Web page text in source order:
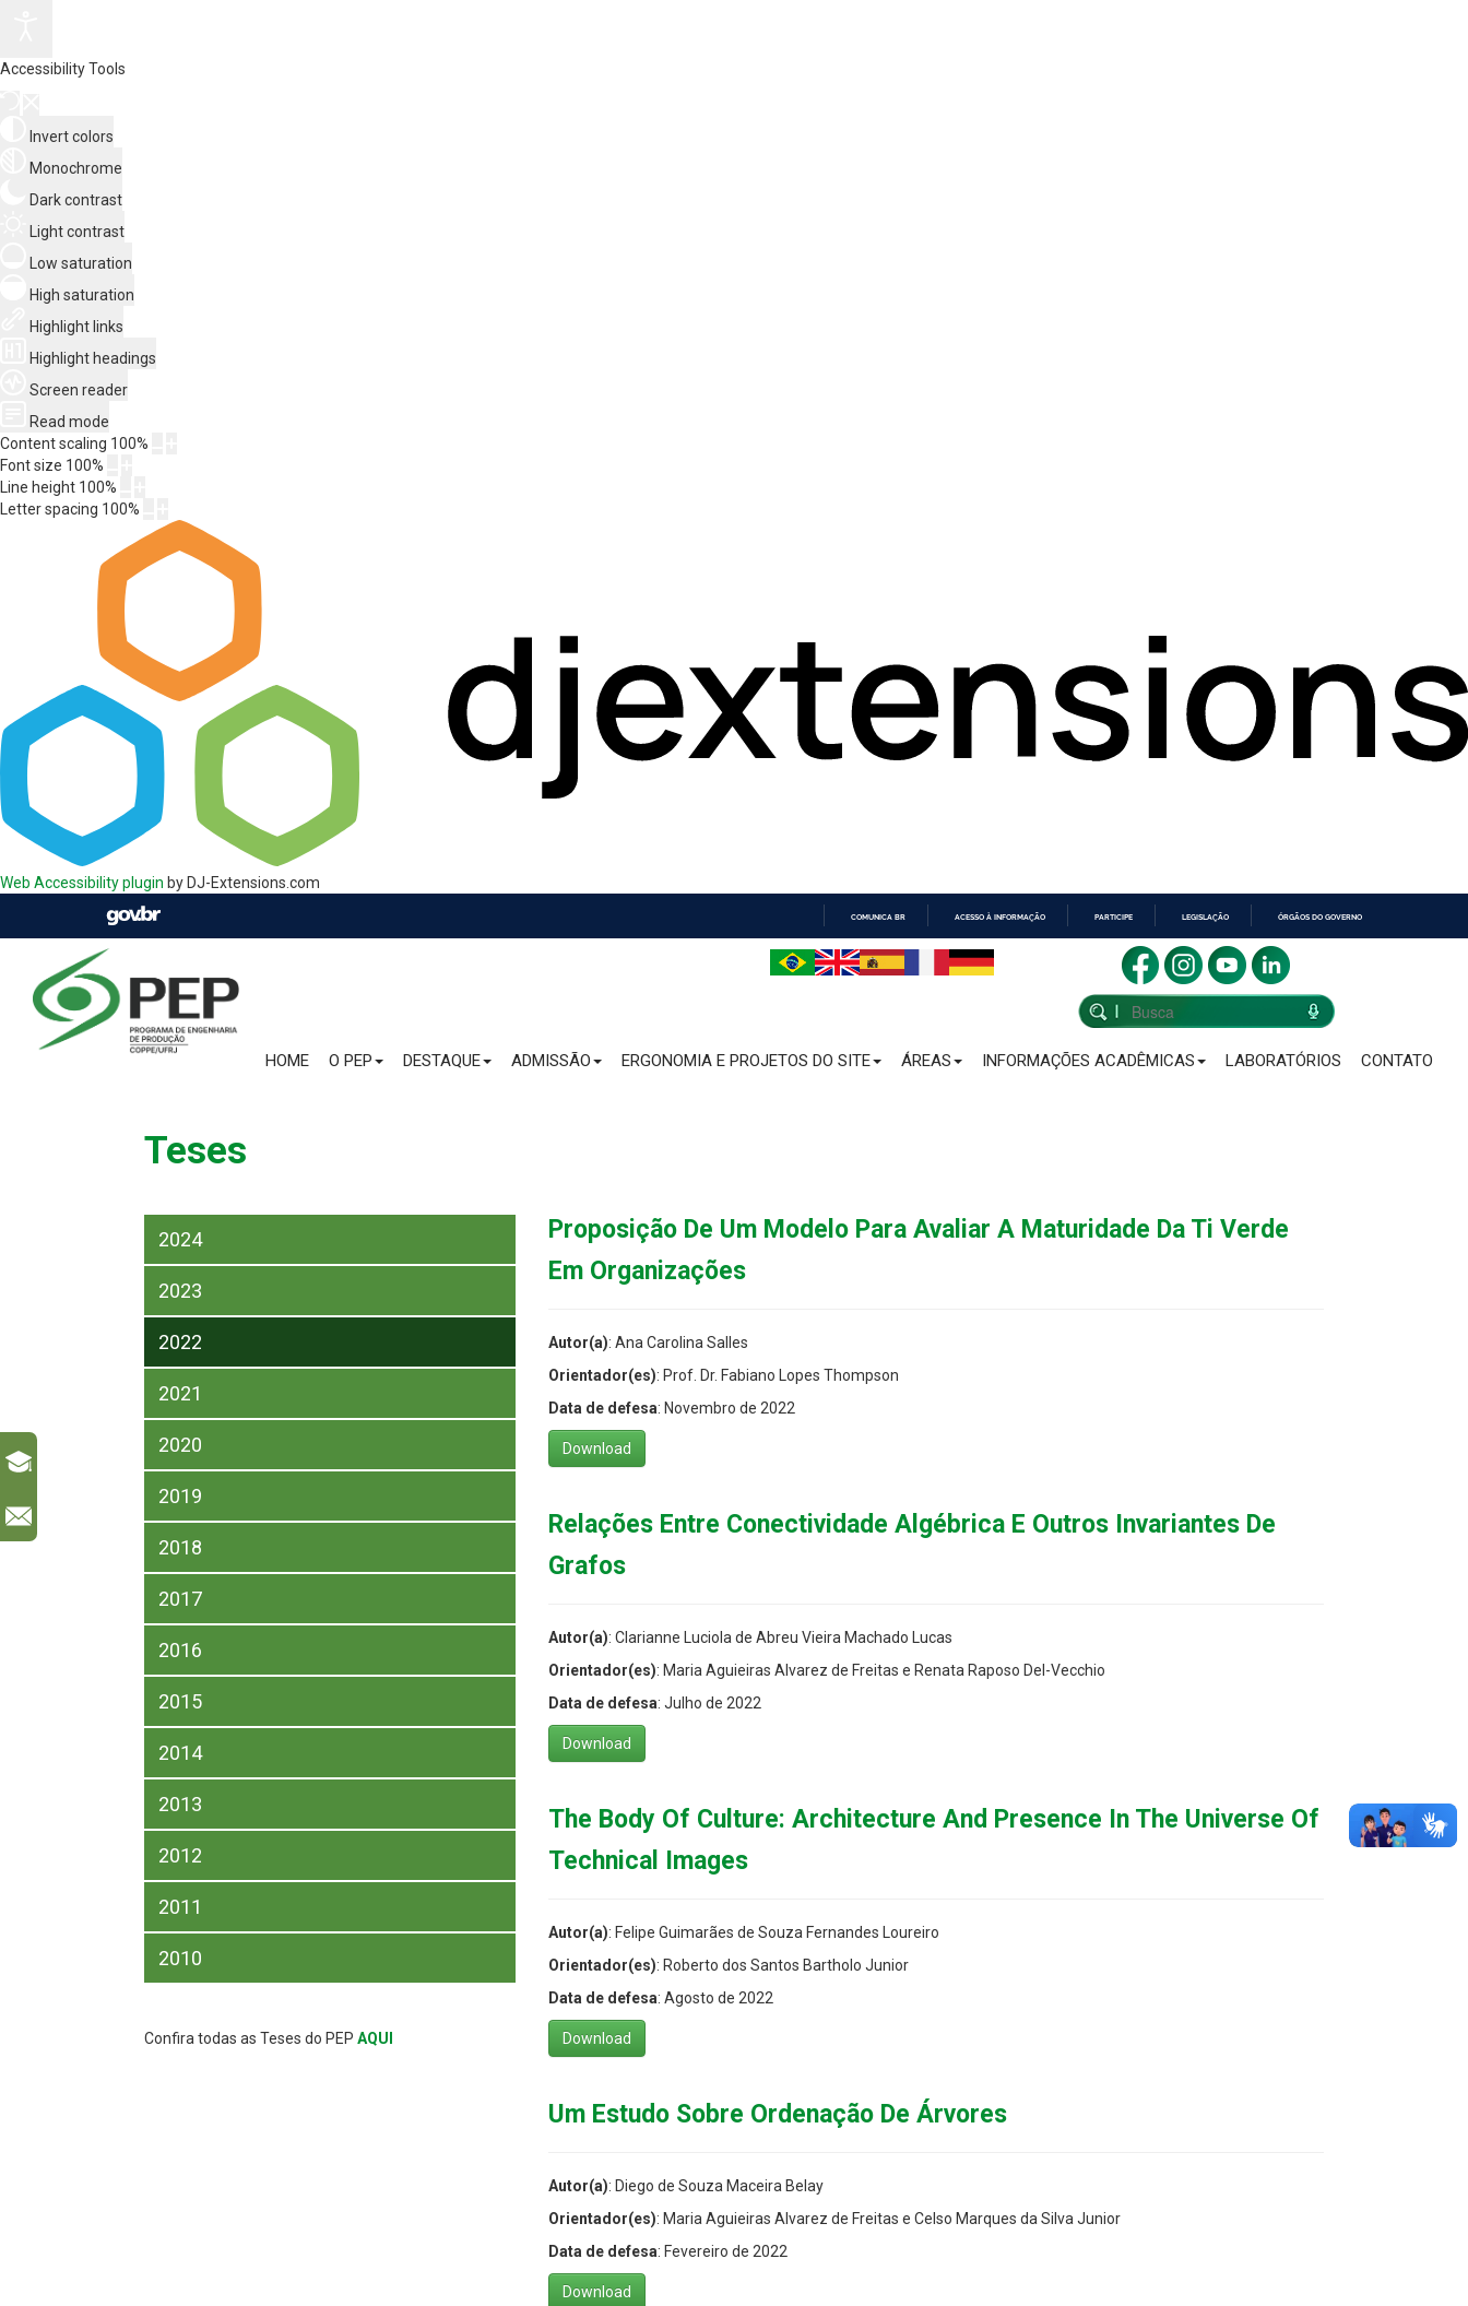
Accessibility Tools
Invert colors
Monochrome
Dark contrast
Light contrast
Low saturation
High saturation
Highlight links
Highlight headings
Screen reader
Read mode
Content scaling 100%
Font size 100%
Line height 100%
Letter spacing 100%
Web Accessibility plugin by DJ-Extensions.com
COMUNICA BR ACESSO À INFORMAÇÃO PARTICIPE LEGISLAÇÃO ÓRGÃOS DO GOVERNO
HOME O PEP DESTAQUE ADMISSÃO ERGONOMIA E PROJETOS DO SITE ÁREAS INFORMAÇÕES ACADÊMICAS LABORATÓRIOS CONTATO
Teses
2024
2023
2022
2021
2020
2019
2018
2017
2016
2015
2014
2013
2012
2011
2010
Confira todas as Teses do PEP AQUI
Proposição De Um Modelo Para Avaliar A Maturidade Da Ti Verde
Em Organizações
Autor(a): Ana Carolina Salles
Orientador(es): Prof. Dr. Fabiano Lopes Thompson
Data de defesa: Novembro de 2022
Download
Relações Entre Conectividade Algébrica E Outros Invariantes De
Grafos
Autor(a): Clarianne Luciola de Abreu Vieira Machado Lucas
Orientador(es): Maria Aguieiras Alvarez de Freitas e Renata Raposo Del-Vecchio
Data de defesa: Julho de 2022
Download
The Body Of Culture: Architecture And Presence In The Universe Of
Technical Images
Autor(a): Felipe Guimarães de Souza Fernandes Loureiro
Orientador(es): Roberto dos Santos Bartholo Junior
Data de defesa: Agosto de 2022
Download
Um Estudo Sobre Ordenação De Árvores
Autor(a): Diego de Souza Maceira Belay
Orientador(es): Maria Aguieiras Alvarez de Freitas e Celso Marques da Silva Junior
Data de defesa: Fevereiro de 2022
Download